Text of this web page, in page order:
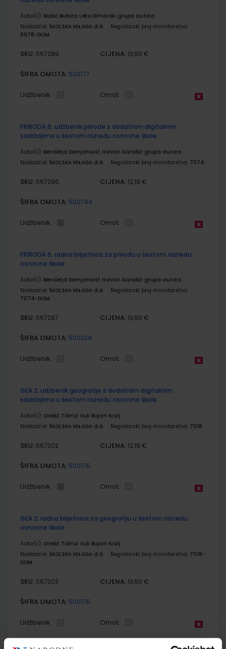
Autor(i): Babić Bubica Leko Dimovski grupa autora
Nakladnik: ŠKOLSKA KNJIGA d.d.
Registarski broj ministarstva:
6978-DOM
SKU: 567289 CIJENA: 13,60 €
ŠIFRA OMOTA: 500177
Udžbenik Omot
PRIRODA 6; udžbenik prirode s dodatnim digitalnim
sadržajima u šestom razredu osnovne škole
Autor(i): Bendelja Domjanović Horvat Garašić grupa autora
Nakladnik: ŠKOLSKA KNJIGA d.d. Registarski broj ministarstva: 7074
SKU: 567296 CIJENA: 12,18 €
ŠIFRA OMOTA: 500744
Udžbenik Omot
PRIRODA 6; radna bilježnica za prirodu u šestom razredu
osnovne škole
Autor(i): Bendelja Domjanović Horvat Garašić grupa autora
Nakladnik: ŠKOLSKA KNJIGA d.d.
Registarski broj ministarstva:
7074-DOM
SKU: 567297 CIJENA: 13,60 €
ŠIFRA OMOTA: 500239
Udžbenik Omot
GEA 2; udžbenik geografije s dodatnim digitalnim
sadržajima u šestom razredu osnovne škole
Autor(i): Orešić Tišma Vuk Bujan Kralj
Nakladnik: ŠKOLSKA KNJIGA d.d. Registarski broj ministarstva: 7018
SKU: 567302 CIJENA: 12,18 €
ŠIFRA OMOTA: 500175
Udžbenik Omot
GEA 2; radna bilježnica za geografiju u šestom razredu
osnovne škole
Autor(i): Orešić Tišma Vuk Bujan Kralj
Nakladnik: ŠKOLSKA KNJIGA d.d. Registarski broj ministarstva: 7018-
DOM
SKU: 567303 CIJENA: 13,60 €
ŠIFRA OMOTA: 500175
Udžbenik Omot